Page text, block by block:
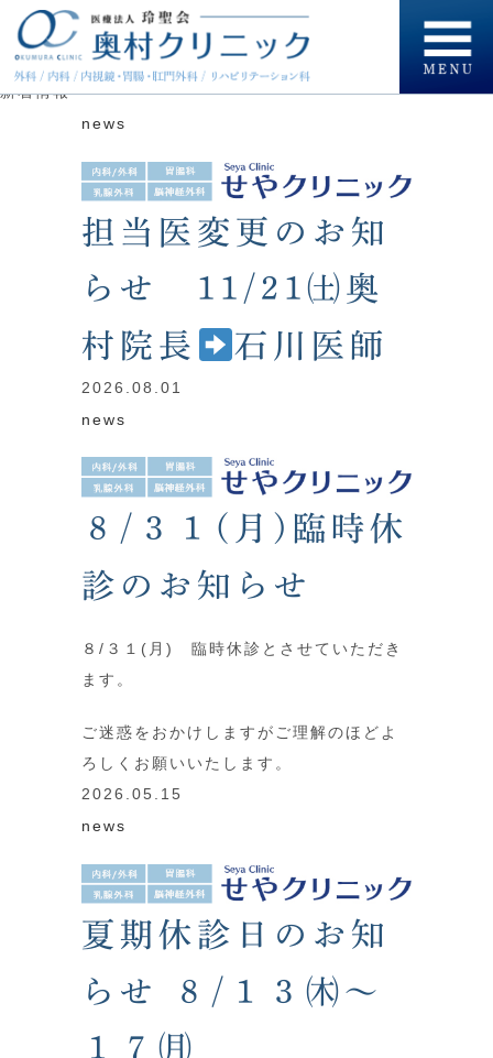
新着情報
HOME
新着情報
news
担当医変更のお知
らせ 11/21㈯奥
村院長
石川医師
2026.08.01
news
８/３１(月)臨時休
診のお知らせ
８/３１(月) 臨時休診とさせていただき
ます。
ご迷惑をおかけしますがご理解のほどよ
ろしくお願いいたします。
2026.05.15
news
夏期休診日のお知
らせ ８/１３㈭～
１７㈪